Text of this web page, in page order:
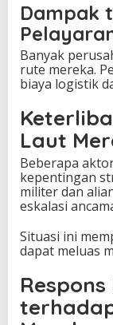
Dampak
Banyak
rute mereka.
biaya logistik
Laut
Beberapa
kepentingan
militer dan
eskalasi
Situasi ini
dapat meluas